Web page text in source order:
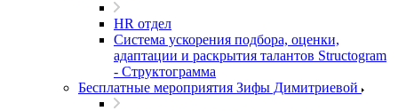
HR отдел
Система ускорения подбора, оценки,
адаптации и раскрытия талантов Structogram
- Структограмма
Бесплатные мероприятия Зифы Димитриевой